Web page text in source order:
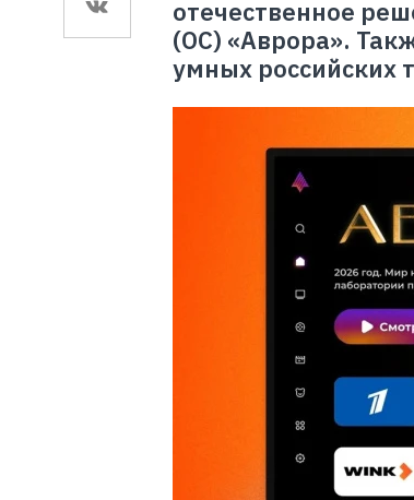
отечественное
(ОС) «Аврора».
умных российских